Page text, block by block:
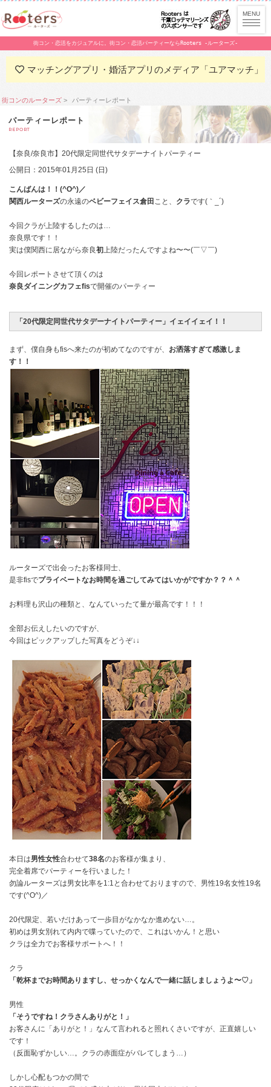
街コン・恋活をカジュアルに。街コン・恋活パーティーならRooters -ルーターズ-
マッチングアプリ・婚活アプリのメディア「ユアマッチ」
街コンのルーターズ パーティーレポート
パーティーレポート
REPORT
【奈良/奈良市】20代限定同世代サタデーナイトパーティー
公開日：2015年01月25日 (日)
こんばんは！！(^O^)／
関西ルーターズの永遠のベビーフェイス倉田 こと、 クラです(｀_´)ゞ
今回クラが上陸するしたのは…
奈良県です！！
実は僕関西に居ながら奈良初上陸だったんですよね〜〜(￣▽￣)
今回レポートさせて頂くのは
奈良ダイニングカフェfisで開催のパーティー
「20代限定同世代サタデーナイトパーティー」イェイイェイ！！
まず、僕自身もfisへ来たのが初めてなのですが、 お洒落すぎて感激しま
す！！
ルーターズで出会ったお客様同士、
是非fisでプライベートなお時間を過ごしてみてはいかがですか？？＾＾
お料理も沢山の種類と、なんていったて量が最高です！！！
全部お伝えしたいのですが、
今回はピックアップした写真をどうぞ↓↓
本日は男性女性合わせて38名のお客様が集まり、
完全着席でパーティーを行いました！
勿論ルーターズは男女比率を1:1と合わせておりますので、男性19名女性19名
です(^O^)／
20代限定、若いだけあって一歩目がなかなか進めない…。
初めは男女別れて内内で喋っていたので、これはいかん！と思い
クラは全力でお客様サポートへ！！
クラ
「乾杯までお時間ありますし、せっかくなんで一緒に話しましょうよ〜♡」
男性
「そうですね！クラさんありがと！」
お客さんに「ありがと！」なんて言われると照れくさいですが、正直嬉しい
です！
（反面恥ずかしい…。クラの赤面症がバレてしまう…）
しかし心配もつかの間で